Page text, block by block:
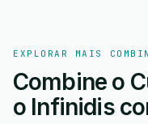
EXPLORAR MAIS
Combine o
o Infinidis